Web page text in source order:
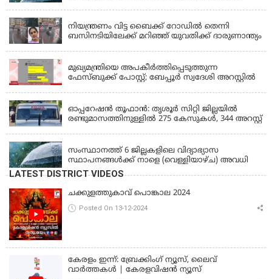
നിയന്ത്രണം വിട്ട ബൈക്ക് റോഡിൽ തെന്നി
ബസിനടിയിലേക്ക് മറിഞ്ഞ് യുവതിക്ക് ദാരുണാന്ത്യം
മുഖ്യമന്ത്രിയെ അപകീർത്തിപ്പെടുത്തുന്ന
ഫേസ്‌ബുക്ക് പോസ്റ്റ്; ബേപ്പൂർ സ്വദേശി അറസ്റ്റിൽ
ഓപ്പറേഷൻ തൂഫാൻ: തൃശൂർ സിറ്റി ജില്ലയിൽ
രണ്ടുമാസത്തിനുള്ളിൽ 275 കേസുകൾ, 344 അറസ്റ്റ്
സംസ്ഥാനത്ത് 6 ജില്ലകളിലെ വിദ്യാഭ്യാസ
സ്ഥാപനങ്ങൾക്ക് നാളെ (വെള്ളിയാഴ്ച) അവധി
LATEST DISTRICT VIDEOS
ചക്കുളത്തുകാവ് പൊങ്കാല 2024
Posted On 13-12-2024
കേരളം ഇന്ന്: ബ്രേക്കിംഗ് ന്യൂസ്, ലൈവ്
വാർത്തകൾ | കേരളവിഷൻ ന്യൂസ്